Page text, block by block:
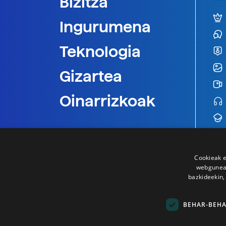
Ingurumena
Teknologia
Gizartea
Oinarrizkoak
Cookieak
BEHAR-